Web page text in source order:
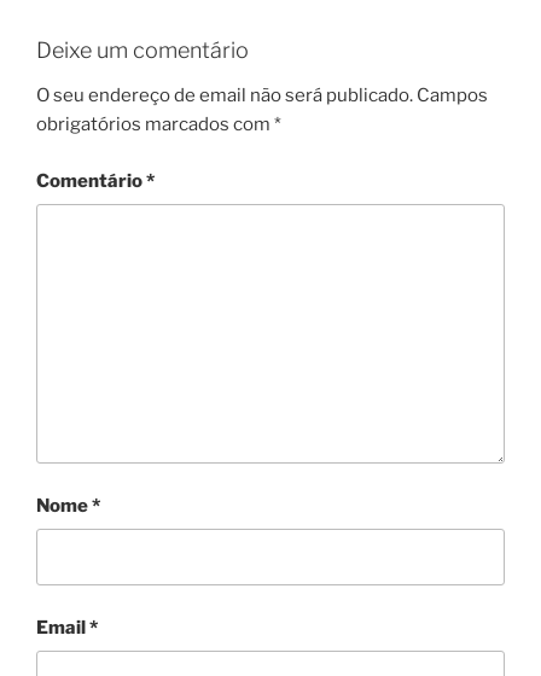
Deixe um comentário
O seu endereço de email não será publicado. Campos
obrigatórios marcados com *
Comentário*
Nome*
Email*